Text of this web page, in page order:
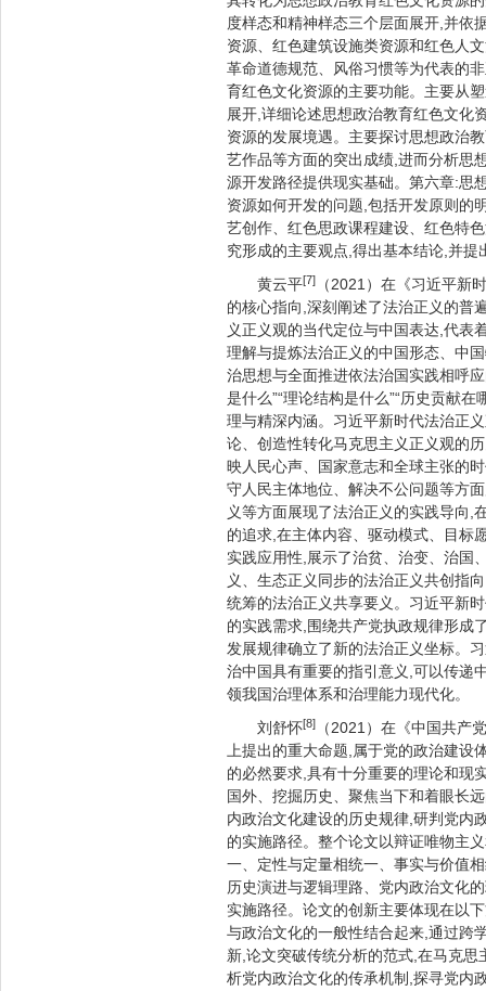
度样态和精神样态三个层面展开,并依
资源、红色建筑设施类资源和红色人
革命道德规范、风俗习惯等为代表的
育红色文化资源的主要功能。主要从
展开,详细论述思想政治教育红色文化
资源的发展境遇。主要探讨思想政治
艺作品等方面的突出成绩,进而分析思
源开发路径提供现实基础。第六章:思
资源如何开发的问题,包括开发原则的
艺创作、红色思政课程建设、红色特
究形成的主要观点,得出基本结论,并
黄云平[7]
（2021）在《习近平新
的核心指向,深刻阐述了法治正义的普
义正义观的当代定位与中国表达,代表
理解与提炼法治正义的中国形态、中
治思想与全面推进依法治国实践相呼
是什么”“理论结构是什么”“历史贡献
理与精深内涵。习近平新时代法治正
论、创造性转化马克思主义正义观的
映人民心声、国家意志和全球主张的
守人民主体地位、解决不公问题等方
义等方面展现了法治正义的实践导向,
的追求,在主体内容、驱动模式、目标
实践应用性,展示了治贫、治变、治国
义、生态正义同步的法治正义共创指
统筹的法治正义共享要义。习近平新
的实践需求,围绕共产党执政规律形成
发展规律确立了新的法治正义坐标。
治中国具有重要的指引意义,可以传递
领我国治理体系和治理能力现代化。
刘舒怀[8]
（2021）在《中国共产
上提出的重大命题,属于党的政治建
的必然要求,具有十分重要的理论和现
国外、挖掘历史、聚焦当下和着眼长
内政治文化建设的历史规律,研判党内
的实施路径。整个论文以辩证唯物主
一、定性与定量相统一、事实与价值
历史演进与逻辑理路、党内政治文化
实施路径。论文的创新主要体现在以
与政治文化的一般性结合起来,通过跨
新,论文突破传统分析的范式,在马克
析党内政治文化的传承机制,探寻党内